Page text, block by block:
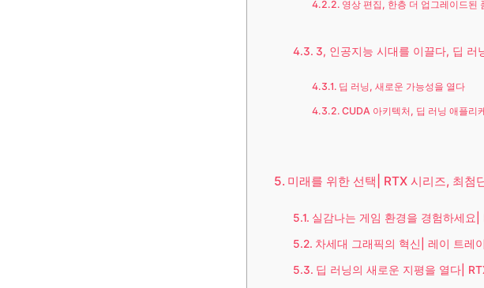
영상 편집, 한층 더 업그레이드된
3, 인공지능 시대를 이끌다, 딥 러
딥 러닝, 새로운 가능성을 열다
CUDA 아키텍처, 딥 러닝 애플리
미래를 위한 선택| RTX 시리즈, 최첨
실감나는 게임 환경을 경험하세요
차세대 그래픽의 혁신| 레이 트레
딥 러닝의 새로운 지평을 열다|